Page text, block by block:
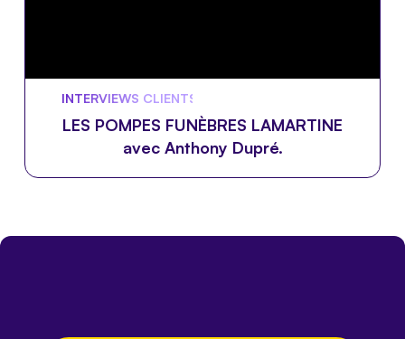
INTERVIEWS CLIENTS 🎙️
LES POMPES FUNÈBRES LAMARTINE
avec Anthony Dupré.